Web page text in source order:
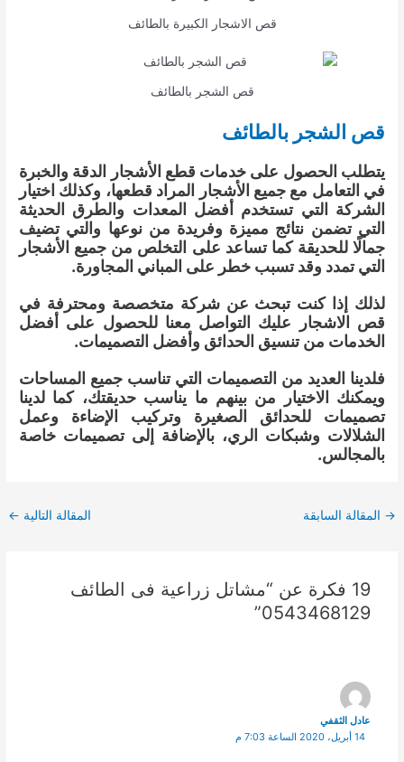
قص الاشجار الكبيرة بالطائف
قص الشجر بالطائف
قص الشجر بالطائف
يتطلب الحصول على خدمات قطع الأشجار الدقة والخبرة
في التعامل مع جميع الأشجار المراد قطعها، وكذلك اختيار
الشركة التي تستخدم أفضل المعدات والطرق الحديثة
التي تضمن نتائج مميزة وفريدة من نوعها والتي تضيف
جمالًا للحديقة كما تساعد على التخلص من جميع الأشجار
التي تمدد وقد تسبب خطر على المباني المجاورة.
لذلك إذا كنت تبحث عن شركة متخصصة ومحترفة في
قص الاشجار عليك التواصل معنا للحصول على أفضل
الخدمات من تنسيق الحدائق وأفضل التصميمات.
فلدينا العديد من التصميمات التي تناسب جميع المساحات
ويمكنك الاختيار من بينهم ما يناسب حديقتك، كما لدينا
تصميمات للحدائق الصغيرة وتركيب الإضاءة وعمل
الشلالات وشبكات الري، بالإضافة إلى تصميمات خاصة
بالمجالس.
Post
→ المقالة السابقة المقالة التالية ←
19 فكرة عن “مشاتل زراعية فى الطائف
0543468129”
عادل الثقفي
14 أبريل، 2020 الساعة 7:03 م